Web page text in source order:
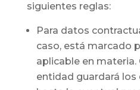
siguientes reglas:
Para datos
caso, está marcado
aplicable en materia.
entidad guardará